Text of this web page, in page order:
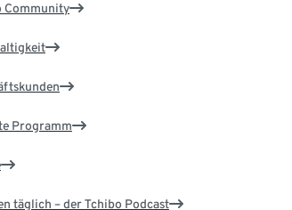
Community
Programm
täglich – der Tchibo Podcast